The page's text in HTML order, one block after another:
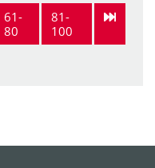
61-
80
81-
100